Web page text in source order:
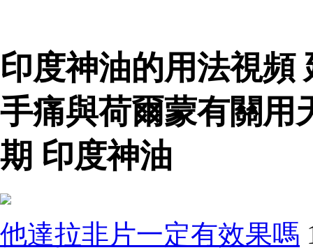
印度神油的用法視頻
手痛與荷爾蒙有關用
期 印度神油
他達拉非片一定有效果嗎